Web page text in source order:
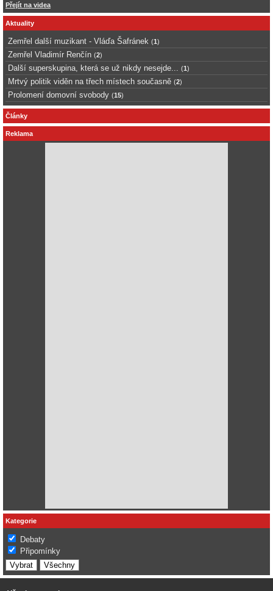
Přejít na videa
Aktuality
Zemřel další muzikant - Vláďa Šafránek (1)
Zemřel Vladimír Renčín (2)
Další superskupina, která se už nikdy nesejde... (1)
Mrtvý politik viděn na třech místech současně (2)
Prolomení domovní svobody (15)
Články
Reklama
Kategorie
Debaty
Připomínky